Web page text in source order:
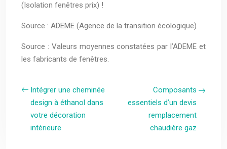
(Isolation fenêtres prix) !
Source : ADEME (Agence de la transition écologique)
Source : Valeurs moyennes constatées par l’ADEME et
les fabricants de fenêtres.
Intégrer une cheminée
design à éthanol dans
votre décoration
intérieure
Composants
essentiels d’un devis
remplacement
chaudière gaz